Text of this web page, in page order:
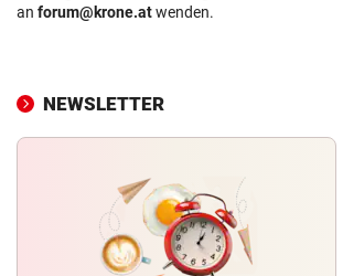
an forum@krone.atwenden.
NEWSLETTER